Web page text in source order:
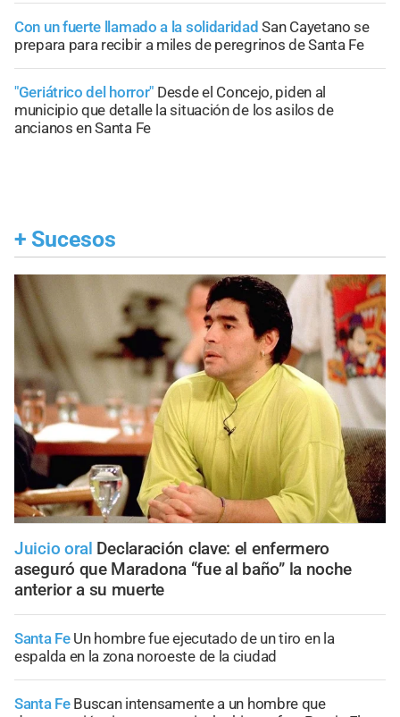
Con un fuerte llamado a la solidaridad San Cayetano se
prepara para recibir a miles de peregrinos de Santa Fe
"Geriátrico del horror" Desde el Concejo, piden al
municipio que detalle la situación de los asilos de
ancianos en Santa Fe
+ Sucesos
Juicio oral Declaración clave: el enfermero
aseguró que Maradona “fue al baño” la noche
anterior a su muerte
Santa Fe Un hombre fue ejecutado de un tiro en la
espalda en la zona noroeste de la ciudad
Santa Fe Buscan intensamente a un hombre que